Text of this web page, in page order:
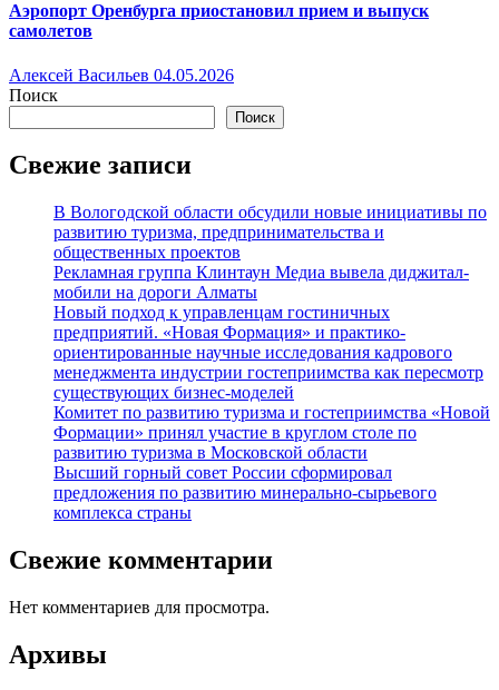
Аэропорт Оренбурга приостановил прием и выпуск
самолетов
Алексей Васильев 04.05.2026
Поиск
Поиск
Свежие записи
В Вологодской области обсудили новые инициативы по
развитию туризма, предпринимательства и
общественных проектов
Рекламная группа Клинтаун Медиа вывела диджитал-
мобили на дороги Алматы
Новый подход к управленцам гостиничных
предприятий. «Новая Формация» и практико-
ориентированные научные исследования кадрового
менеджмента индустрии гостеприимства как пересмотр
существующих бизнес-моделей
Комитет по развитию туризма и гостеприимства «Новой
Формации» принял участие в круглом столе по
развитию туризма в Московской области
Высший горный совет России сформировал
предложения по развитию минерально-сырьевого
комплекса страны
Свежие комментарии
Нет комментариев для просмотра.
Архивы